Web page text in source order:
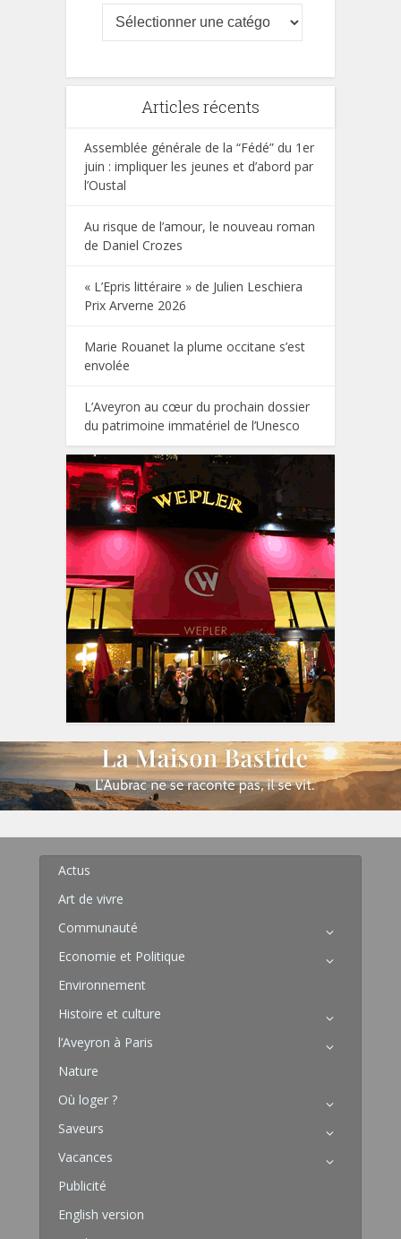
Articles récents
Assemblée générale de la “Fédé” du 1er
juin : impliquer les jeunes et d’abord par
l’Oustal
Au risque de l’amour, le nouveau roman
de Daniel Crozes
« L’Epris littéraire » de Julien Leschiera
Prix Arverne 2026
Marie Rouanet la plume occitane s’est
envolée
L’Aveyron au cœur du prochain dossier
du patrimoine immatériel de l’Unesco
Actus
Art de vivre
Communauté
Economie et Politique
Environnement
Histoire et culture
l’Aveyron à Paris
Nature
Où loger ?
Saveurs
Vacances
Publicité
English version